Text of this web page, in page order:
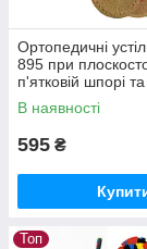
Ортопедичні
895 при
п'ятковій шпорі та
В наявності
595 ₴
Топ